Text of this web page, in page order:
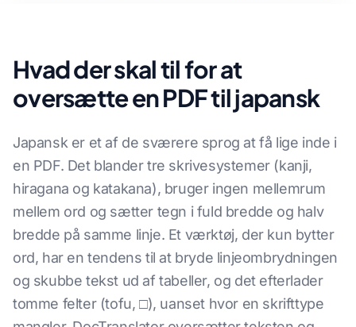
Hvad der skal til for at
oversætte en PDF til japansk
Japansk er et af de sværere sprog at få lige inde i
en PDF. Det blander tre skrivesystemer (kanji,
hiragana og katakana), bruger ingen mellemrum
mellem ord og sætter tegn i fuld bredde og halv
bredde på samme linje. Et værktøj, der kun bytter
ord, har en tendens til at bryde linjeombrydningen
og skubbe tekst ud af tabeller, og det efterlader
tomme felter (tofu, □), uanset hvor en skrifttype